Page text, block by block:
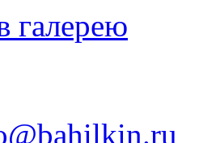
галерею